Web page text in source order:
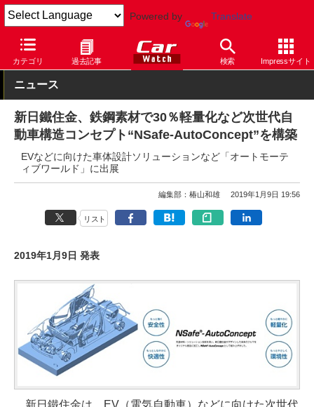
Powered by Translate
カテゴリ 過去記事 検索 Impressサイト
Car Watch 技術 安全
ニュース
新日鐵住金、鉄鋼素材で30％軽量化など次世代自
動車構造コンセプト“NSafe-AutoConcept”を構築
EVなどに向けた車体設計ソリューションなど「オートモーテ
ィブワールド」に出展
編集部：椿山和雄 2019年1月9日 19:56
リスト
2019年1月9日 発表
新日鐵住金は、EV（電気自動車）などに向けた次世代